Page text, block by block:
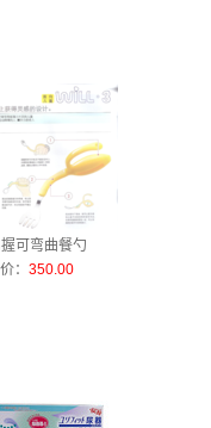
可弯曲餐勺
： 350.00